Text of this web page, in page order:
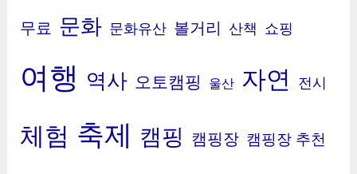
무료 문화 문화유산 볼거리 산책 쇼핑
여행 역사 오토캠핑 울산 자연 전시
체험 축제 캠핑 캠핑장 캠핑장 추천